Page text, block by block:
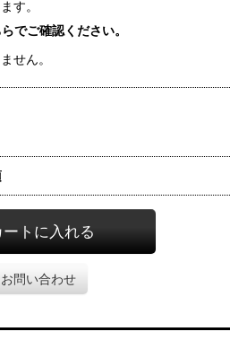
す。
でご確認ください。
せん。
ートに入れる
お問い合わせ